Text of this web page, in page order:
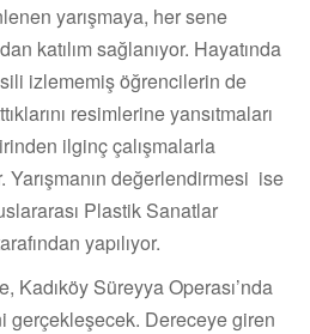
yarışmaya, her sene
katılım sağlanıyor. Hayatında
izlememiş öğrencilerin de
resimlerine yansıtmaları
ilginç çalışmalarla
Yarışmanın değerlendirmesi ise
Plastik Sanatlar
yapılıyor.
Kadıköy Süreyya Operası’nda
gerçekleşecek. Dereceye giren